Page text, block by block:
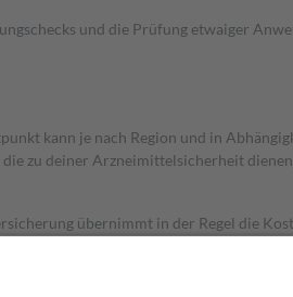
und die Prüfung etwaiger
kann je nach Region und in
zu deiner Arzneimittelsicherheit
übernimmt in der Regel die
Es sind jedoch nie mehr als die